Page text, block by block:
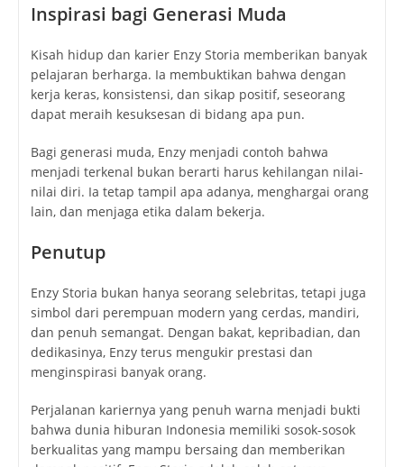
Inspirasi bagi Generasi Muda
Kisah hidup dan karier Enzy Storia memberikan banyak
pelajaran berharga. Ia membuktikan bahwa dengan
kerja keras, konsistensi, dan sikap positif, seseorang
dapat meraih kesuksesan di bidang apa pun.
Bagi generasi muda, Enzy menjadi contoh bahwa
menjadi terkenal bukan berarti harus kehilangan nilai-
nilai diri. Ia tetap tampil apa adanya, menghargai orang
lain, dan menjaga etika dalam bekerja.
Penutup
Enzy Storia bukan hanya seorang selebritas, tetapi juga
simbol dari perempuan modern yang cerdas, mandiri,
dan penuh semangat. Dengan bakat, kepribadian, dan
dedikasinya, Enzy terus mengukir prestasi dan
menginspirasi banyak orang.
Perjalanan kariernya yang penuh warna menjadi bukti
bahwa dunia hiburan Indonesia memiliki sosok-sosok
berkualitas yang mampu bersaing dan memberikan